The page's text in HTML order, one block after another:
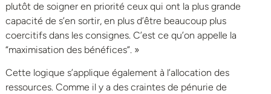
plutôt de soigner en priorité ceux qui ont la plus grande
capacité de s’en sortir, en plus d’être beaucoup plus
coercitifs dans les consignes. C’est ce qu’on appelle la
“maximisation des bénéfices”. »
Cette logique s’applique également à l’allocation des
ressources. Comme il y a des craintes de pénurie de